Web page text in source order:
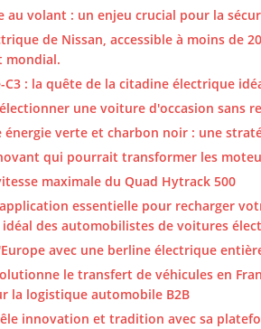
au volant : un enjeu crucial pour la
de Nissan, accessible à moins de
mondial.
C3 : la quête de la citadine électrique
une voiture d'occasion sans
énergie verte et charbon noir : une
qui pourrait transformer les
maximale du Quad Hytrack 500
essentielle pour recharger
des automobilistes de voitures
avec une berline électrique
le transfert de véhicules en
la logistique automobile B2B
innovation et tradition avec sa